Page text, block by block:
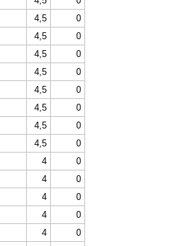
4,5
0
4,5
0
4,5
0
4,5
0
4,5
0
4,5
0
4,5
0
4,5
0
4
0
4
0
4
0
4
0
4
0